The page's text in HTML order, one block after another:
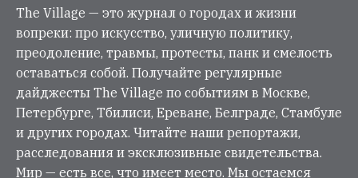
The Village — это журнал о городах и жизни
вопреки: про искусство, уличную политику,
преодоление, травмы, протесты, панк и смелость
оставаться собой. Получайте регулярные
дайджесты The Village по событиям в Москве,
Петербурге, Тбилиси, Ереване, Белграде, Стамбуле
и других городах. Читайте наши репортажи,
расследования и эксклюзивные свидетельства.
Мир — есть все, что имеет место. Мы остаемся